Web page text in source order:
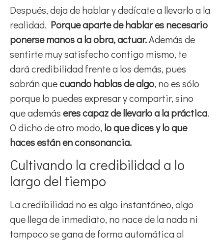
Después, deja de hablar y dedícate a llevarlo a la
realidad. Porque aparte de hablar es necesario
ponerse manos a la obra, actuar.Además de
sentirte muy satisfecho contigo mismo, te
dará credibilidad frente a los demás, pues
sabrán quecuando hablas de algo, no es sólo
porque lo puedes expresar y compartir, sino
que ademáseres capaz de llevarlo a la práctica.
O dicho de otro modo, lo que dices y lo que
haces están en consonancia.
Cultivando la credibilidad a lo
largo del tiempo
La credibilidad no es algo instantáneo, algo
que llega de inmediato, no nace de la nada ni
tampoco se gana de forma automática al